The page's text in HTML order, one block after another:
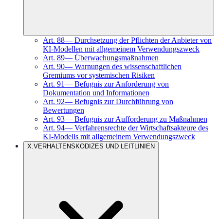
Art. 88— Durchsetzung der Pflichten der Anbieter von
KI-Modellen mit allgemeinem Verwendungszweck
Art. 89— Überwachungsmaßnahmen
Art. 90— Warnungen des wissenschaftlichen
Gremiums vor systemischen Risiken
Art. 91— Befugnis zur Anforderung von
Dokumentation und Informationen
Art. 92— Befugnis zur Durchführung von
Bewertungen
Art. 93— Befugnis zur Aufforderung zu Maßnahmen
Art. 94— Verfahrensrechte der Wirtschaftsakteure des
KI-Modells mit allgemeinem Verwendungszweck
X.VERHALTENSKODIZES UND LEITLINIEN